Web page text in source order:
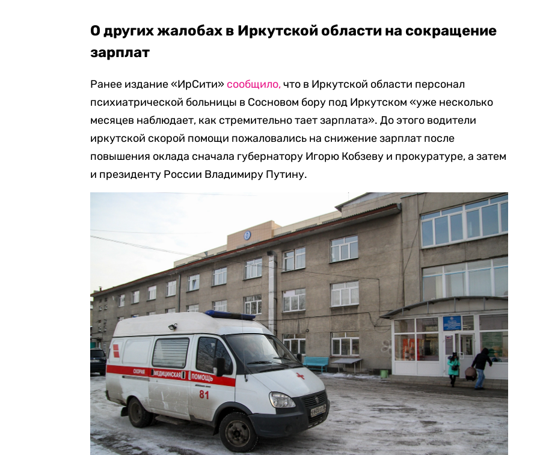
О других жалобах в Иркутской области на сокращение
зарплат
Ранее издание «ИрСити» сообщило,что в Иркутской области персонал
психиатрической больницы в Сосновом бору под Иркутском «уже несколько
месяцев наблюдает, как стремительно тает зарплата». До этого водители
иркутской скорой помощи пожаловались на снижение зарплат после
повышения оклада сначала губернатору Игорю Кобзеву и прокуратуре, а затем
и президенту России Владимиру Путину.